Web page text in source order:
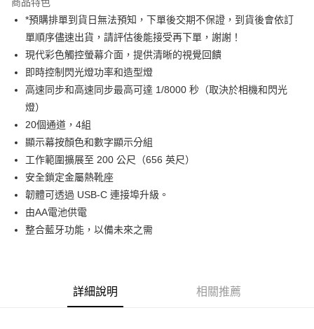
合作金庫商業銀行
華南商業銀行
彰化商業銀行
上海商業儲蓄銀行
台北富邦商業銀行
國泰世華商業銀行
兆豐國際商業銀行
臺灣中小企業銀行
匯豐（台灣）商業銀行
華泰商業銀行
聯邦商業銀行
遠東國際商業銀行
元大商業銀行
玉山商業銀行
台新國際商業銀行
台灣樂天信用卡公司
6 期 0 利率 每期
華南商業銀行
彰化商業銀行
上海商業儲蓄銀行
台北富邦商業銀行
國泰世華商業銀行
臺灣中小企業銀行
台中商業銀行
匯豐（台灣）商業銀行
聯邦商業銀行
元大商業銀行
玉山商業銀行
台新國際商業銀行
中國信託商業銀行
台灣樂天信用卡公司
12 期 0 利率 每期 NT$933 21家銀行
合作金庫商業銀行
第一商業銀行
上海商業儲蓄銀行
國泰世華商業銀行
兆豐國際商業銀行
臺灣中小企業銀行
匯豐（台灣）商業銀行
聯邦商業銀行
元大商業銀行
永豐商業銀行
玉山商業銀行
星展（台灣）商業銀行
台新國際商業銀行
台灣樂天信用卡公司
LINE Pay
Apple Pay
街口支付
悠遊付
Google Pay
全支付
全盈+PAY
AFTEE先享後付
１．簡單：不需註冊會員、不需綁卡、不需儲值。
*預購排單到貨日無法預知，下單後交期不保證，到貨後會依訂
單順序儘速出貨，請評估後能接受再下單，謝謝！
現代彩色觸控螢幕介面，提供清晰的視覺回饋
即時控制閃光燈功率和造型燈
高速同步和高速同步最高可達 1/8000 秒（取決於相機和閃光
燈）
20個通道，4組
顯示幕按顏色和數字顯示分組
工作範圍擴展至 200 公尺（656 英尺）
安全鎖定金屬熱靴座
韌體可透過 USB-C 連接埠升級。
由AA電池供電
整合藍牙功能，以備未來之需
詳細說明 相關推薦